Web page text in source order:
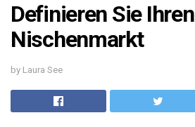
Definieren Sie Ihren
Nischenmarkt
by Laura See